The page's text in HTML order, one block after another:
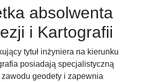
absolwenta
i Kartografii
tytuł inżyniera na kierunku
posiadają specjalistyczną
geodety i zapewnia